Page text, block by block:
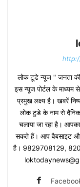
लोक टूडे न्यूज " जनता
इस न्यूज पोर्टल के माध्यम
प्रमुख लक्ष्य है। खबरें
लोक टुडे के नाम से दैनिक
चलाया जा रहा है।
सकते हैं। आप वैबसाइट
है। 9829708129,